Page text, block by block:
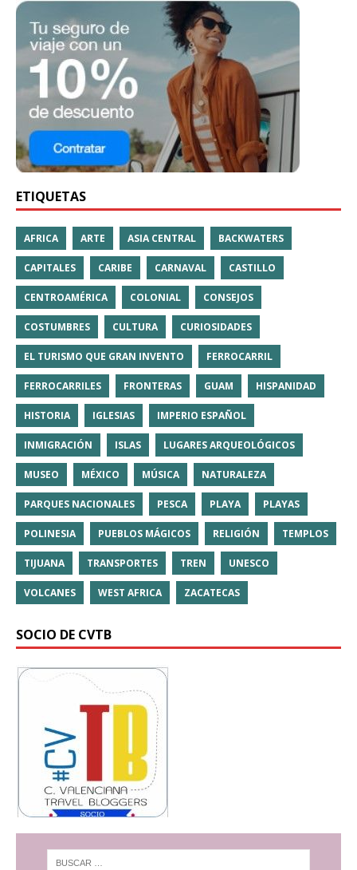
ETIQUETAS
AFRICA ARTE ASIA CENTRAL BACKWATERS
CAPITALES CARIBE CARNAVAL CASTILLO
CENTROAMÉRICA COLONIAL CONSEJOS
COSTUMBRES CULTURA CURIOSIDADES
EL TURISMO QUE GRAN INVENTO FERROCARRIL
FERROCARRILES FRONTERAS GUAM HISPANIDAD
HISTORIA IGLESIAS IMPERIO ESPAÑOL
INMIGRACIÓN ISLAS LUGARES ARQUEOLÓGICOS
MUSEO MÉXICO MÚSICA NATURALEZA
PARQUES NACIONALES PESCA PLAYA PLAYAS
POLINESIA PUEBLOS MÁGICOS RELIGIÓN TEMPLOS
TIJUANA TRANSPORTES TREN UNESCO
VOLCANES WEST AFRICA ZACATECAS
SOCIO DE CVTB